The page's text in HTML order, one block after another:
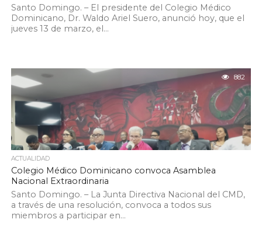
Santo Domingo. – El presidente del Colegio Médico
Dominicano, Dr. Waldo Ariel Suero, anunció hoy, que el
jueves 13 de marzo, el...
882
ACTUALIDAD
Colegio Médico Dominicano convoca Asamblea
Nacional Extraordinaria
Santo Domingo. – La Junta Directiva Nacional del CMD,
a través de una resolución, convoca a todos sus
miembros a participar en...